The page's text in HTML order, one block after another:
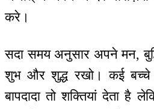
करे।
सदा समय अनुसार अपने मन,
शुभ और शुद्ध रखो। कई बच्चे
बापदादा तो शक्तियां देता है